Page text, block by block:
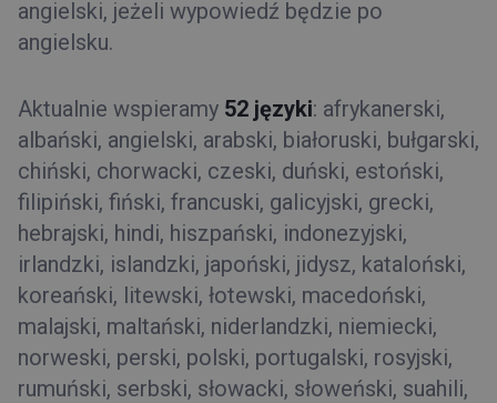
angielski, jeżeli wypowiedź będzie po
angielsku.
Aktualnie wspieramy 52 języki: afrykanerski,
albański, angielski, arabski, białoruski, bułgarski,
chiński, chorwacki, czeski, duński, estoński,
filipiński, fiński, francuski, galicyjski, grecki,
hebrajski, hindi, hiszpański, indonezyjski,
irlandzki, islandzki, japoński, jidysz, kataloński,
koreański, litewski, łotewski, macedoński,
malajski, maltański, niderlandzki, niemiecki,
norweski, perski, polski, portugalski, rosyjski,
rumuński, serbski, słowacki, słoweński, suahili,